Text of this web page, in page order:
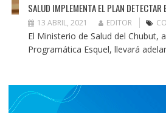
SALUD IMPLEMENTA EL PLAN DETECTAR
13 ABRIL, 2021 EDITOR
El Ministerio de Salud del Chubut,
Programática Esquel, llevará